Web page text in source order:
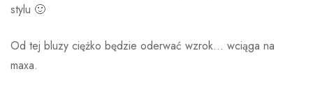
stylu 🙂
Od tej bluzy ciężko będzie oderwać wzrok… wciąga na
maxa.